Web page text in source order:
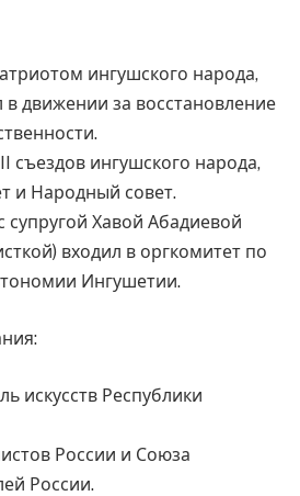
ингушского народа,
в движении за восстановление
съездов ингушского народа,
и Народный совет.
супругой Хавой Абадиевой
входил в оргкомитет по
Ингушетии.
искусств Республики
России и Союза
России.